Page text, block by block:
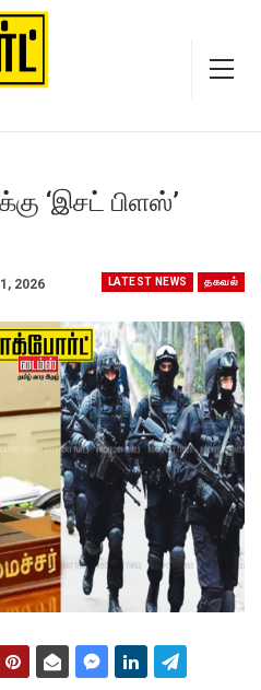
‘இசட் பிளஸ்’
LATEST NEWS தகவல்
2026